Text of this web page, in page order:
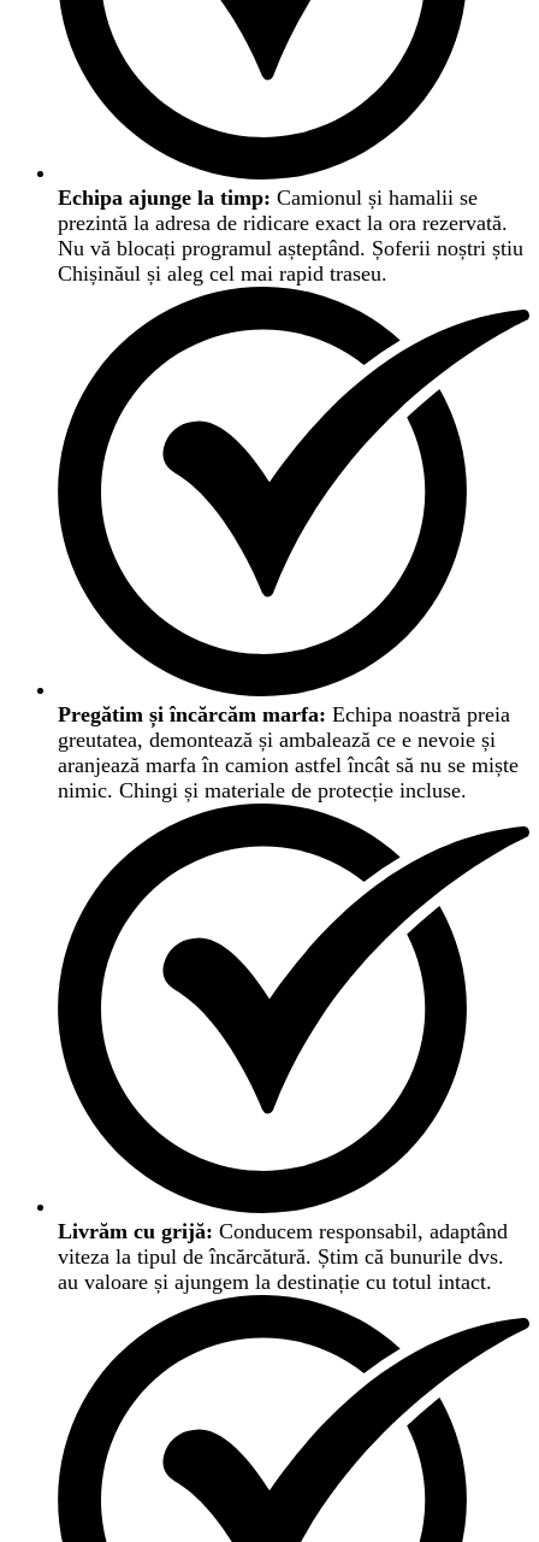
Echipa ajunge la timp: Camionul și hamalii se
prezintă la adresa de ridicare exact la ora rezervată.
Nu vă blocați programul așteptând. Șoferii noștri știu
Chișinăul și aleg cel mai rapid traseu.
Pregătim și încărcăm marfa: Echipa noastră preia
greutatea, demontează și ambalează ce e nevoie și
aranjează marfa în camion astfel încât să nu se miște
nimic. Chingi și materiale de protecție incluse.
Livrăm cu grijă: Conducem responsabil, adaptând
viteza la tipul de încărcătură. Știm că bunurile dvs.
au valoare și ajungem la destinație cu totul intact.